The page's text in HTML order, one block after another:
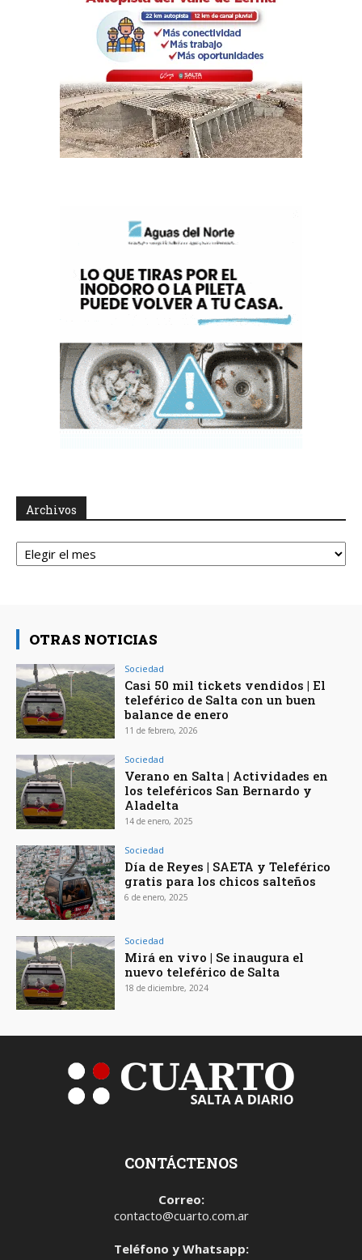
Archivos
Archivos
OTRAS NOTICIAS
Sociedad
Casi 50 mil tickets vendidos | El
teleférico de Salta con un buen
balance de enero
11 de febrero, 2026
Sociedad
Verano en Salta | Actividades en
los teleféricos San Bernardo y
Aladelta
14 de enero, 2025
Sociedad
Día de Reyes | SAETA y Teleférico
gratis para los chicos salteños
6 de enero, 2025
Sociedad
Mirá en vivo | Se inaugura el
nuevo teleférico de Salta
18 de diciembre, 2024
CONTÁCTENOS
Correo:
contacto@cuarto.com.ar
Teléfono y Whatsapp: